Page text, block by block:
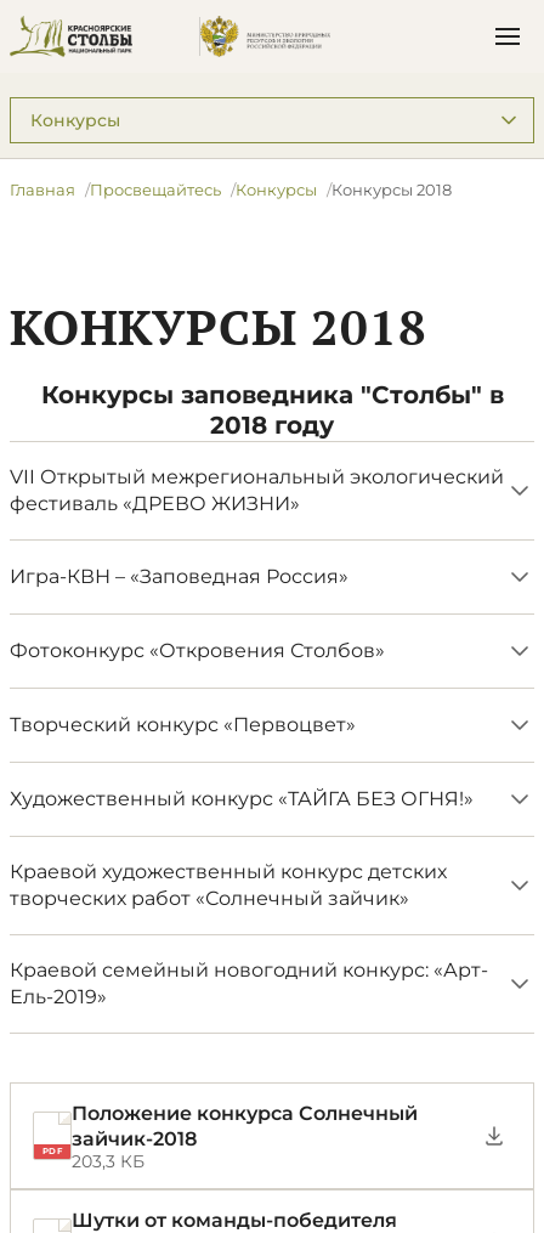
Подразделы: Просвещайтесь
Главная Просвещайтесь Конкурсы Конкурсы 2018
КОНКУРСЫ 2018
Конкурсы заповедника "Столбы" в
2018 году
VII Открытый межрегиональный экологический
фестиваль «ДРЕВО ЖИЗНИ»
Игра-КВН – «Заповедная Россия»
Фотоконкурс «Откровения Столбов»
Творческий конкурс «Первоцвет»
Художественный конкурс «ТАЙГА БЕЗ ОГНЯ!»
Краевой художественный конкурс детских
творческих работ «Солнечный зайчик»
Краевой семейный новогодний конкурс: «Арт-
Ель-2019»
PDF
Положение конкурса Солнечный
зайчик-2018
203,3 КБ
Шутки от команды-победителя